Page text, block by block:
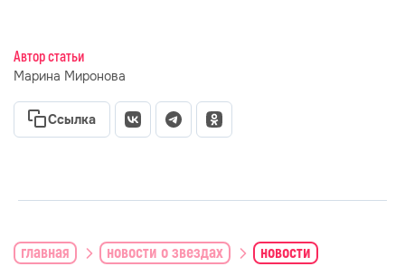
Автор статьи
Марина Миронова
Ссылка
главная новости о звездах новости